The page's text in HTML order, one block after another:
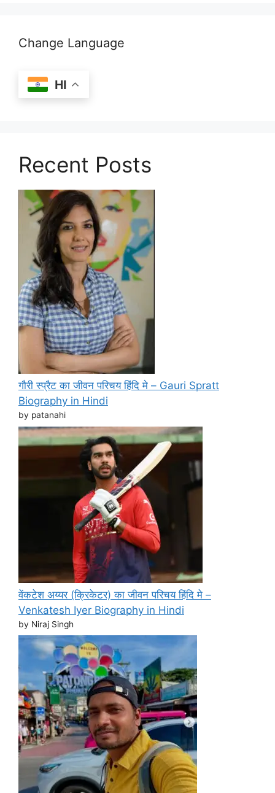
Change Language
HI
Recent Posts
गौरी स्प्रैट का जीवन परिचय हिंदि मे – Gauri Spratt
Biography in Hindi
by patanahi
वेंकटेश अय्यर (क्रिकेटर) का जीवन परिचय हिंदि मे –
Venkatesh Iyer Biography in Hindi
by Niraj Singh